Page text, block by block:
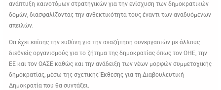
ανάπτυξη καινοτόμων στρατηγικών για την ενίσχυση των δημοκρατικών
δομών, διασφαλίζοντας την ανθεκτικότητα τους έναντι των αναδυόμενων
απειλών.
Θα έχει επίσης την ευθύνη για την αναζήτηση συνεργασιών με άλλους
διεθνείς οργανισμούς για το ζήτημα της δημοκρατίας όπως τον ΟΗΕ, την
ΕΕ και τον ΟΑΣΕ καθώς και την ανάδειξη των νέων μορφών συμμετοχικής
δημοκρατίας, μέσω της σχετικής Έκθεσης για τη Διαβουλευτική
Δημοκρατία που θα συντάξει.